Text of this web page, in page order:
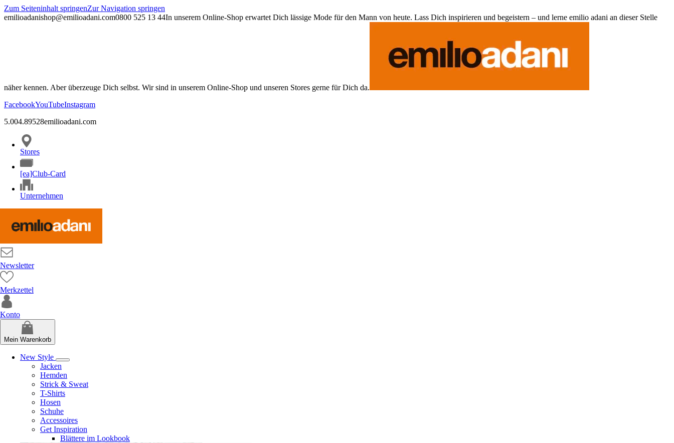
Zum Seiteninhalt springenZur Navigation springen
emilioadanishop@emilioadani.com0800 525 13 44In unserem Online-Shop erwartet Dich lässige Mode für den Mann von heute. Lass Dich inspirieren und begeistern – und lerne emilio adani an dieser Stelle
näher kennen. Aber überzeuge Dich selbst. Wir sind in unserem Online-Shop und unseren Stores gerne für Dich da.
FacebookYouTubeInstagram
5.004.89528emilioadani.com
Stores
[ea]Club-Card
Unternehmen
Newsletter
Merkzettel
Konto
Mein Warenkorb
New Style
Jacken
Hemden
Strick & Sweat
T-Shirts
Hosen
Schuhe
Accessoires
Get Inspiration
Blättere im Lookbook